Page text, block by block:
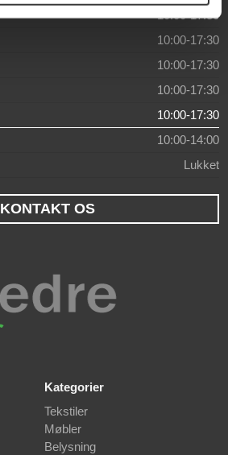
10:00-17:30
10:00-17:30
10:00-17:30
10:00-17:30
10:00-17:30
10:00-14:00
Lukket
KONTAKT OS
Kategorier
Tekstiler
Møbler
Belysning